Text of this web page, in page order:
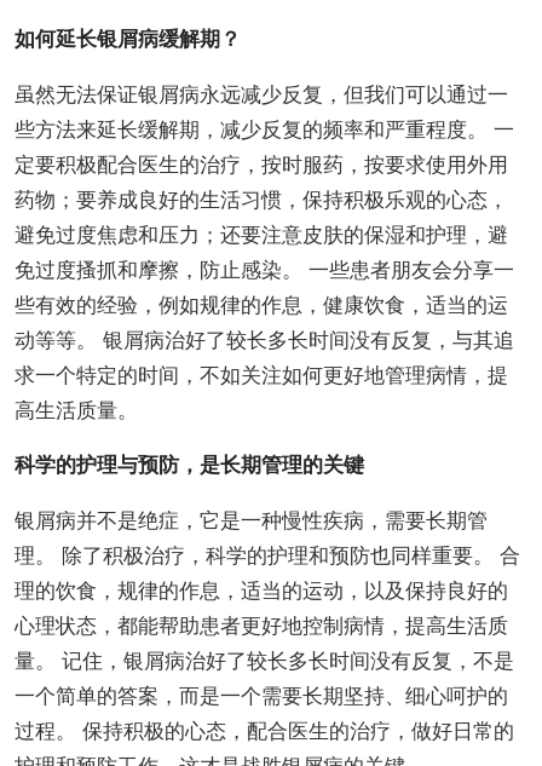
如何延长银屑病缓解期？
虽然无法保证银屑病永远减少反复，但我们可以通过一
些方法来延长缓解期，减少反复的频率和严重程度。 一
定要积极配合医生的治疗，按时服药，按要求使用外用
药物；要养成良好的生活习惯，保持积极乐观的心态，
避免过度焦虑和压力；还要注意皮肤的保湿和护理，避
免过度搔抓和摩擦，防止感染。 一些患者朋友会分享一
些有效的经验，例如规律的作息，健康饮食，适当的运
动等等。 银屑病治好了较长多长时间没有反复，与其追
求一个特定的时间，不如关注如何更好地管理病情，提
高生活质量。
科学的护理与预防，是长期管理的关键
银屑病并不是绝症，它是一种慢性疾病，需要长期管
理。 除了积极治疗，科学的护理和预防也同样重要。 合
理的饮食，规律的作息，适当的运动，以及保持良好的
心理状态，都能帮助患者更好地控制病情，提高生活质
量。 记住，银屑病治好了较长多长时间没有反复，不是
一个简单的答案，而是一个需要长期坚持、细心呵护的
过程。 保持积极的心态，配合医生的治疗，做好日常的